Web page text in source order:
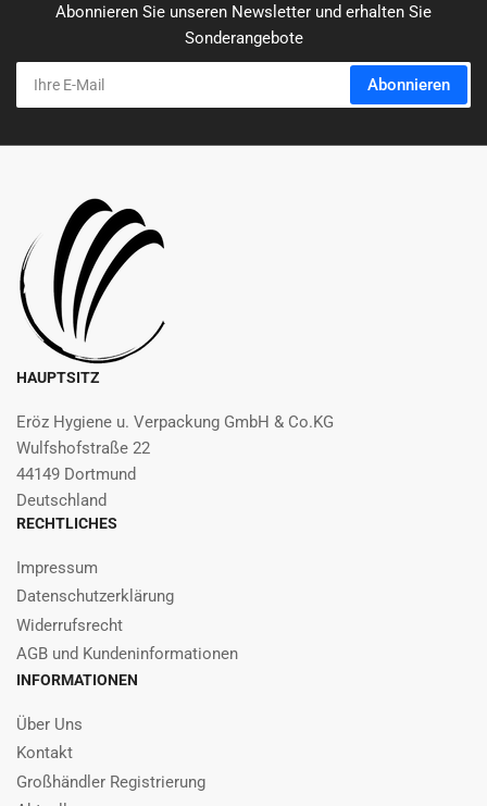
Abonnieren Sie unseren Newsletter und erhalten Sie
Sonderangebote
Ihre
Mail
Abonnieren
HAUPTSITZ
Eröz Hygiene u. Verpackung GmbH & Co.KG
Wulfshofstraße 22
44149 Dortmund
Deutschland
RECHTLICHES
Impressum
Datenschutzerklärung
Widerrufsrecht
AGB und Kundeninformationen
INFORMATIONEN
Über Uns
Kontakt
Großhändler Registrierung